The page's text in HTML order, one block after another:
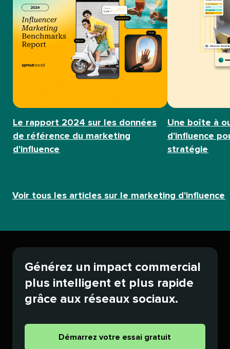
Le rapport 2024 sur les données
de référence du marketing
d'influence​​
Une boîte à
d'influence
stratégie​​
Voir tous les articles sur le marketing d'influence​​
Générez un impact commercial
plus intelligent et plus rapide
grâce aux réseaux sociaux.​​
Démarrez votre essai gratuit​​